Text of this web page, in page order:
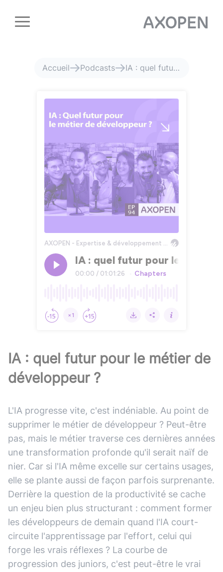
Accueil Podcasts IA : quel futur pour le métier de développeur ?
IA : quel futur pour le métier de
développeur ?
L'IA progresse vite, c'est indéniable. Au point de
supprimer le métier de développeur ? Peut-être
pas, mais le métier traverse ces dernières années
une transformation profonde qu'il serait naïf de
nier. Car si l'IA même excelle sur certains usages,
elle se plante aussi de façon parfois surprenante.
Derrière la question de la productivité se cache
un enjeu bien plus structurant : comment former
les développeurs de demain quand l'IA court-
circuite l'apprentissage par l'effort, celui qui
forge les vrais réflexes ? La courbe de
progression des juniors, c'est peut-être le vrai